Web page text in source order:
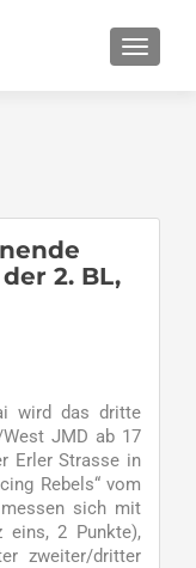
2. BL,
wird das dritte
JMD ab 17
Erler Strasse in
Rebels“ vom
sich mit
eins, 2 Punkte),
zweiter/dritter